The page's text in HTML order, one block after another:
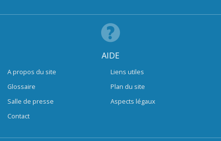
AIDE
A propos du site
Glossaire
Salle de presse
Contact
Liens utiles
Plan du site
Aspects légaux